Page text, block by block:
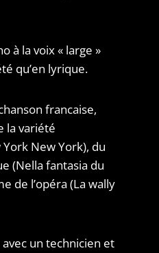
à la voix « large »
qu’en lyrique.
francaise,
la variété
New York), du
(Nella fantasia du
de l’opéra (La wally
un technicien et